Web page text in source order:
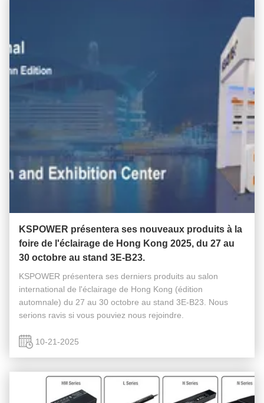
KSPOWER présentera ses nouveaux produits à la
foire de l'éclairage de Hong Kong 2025, du 27 au
30 octobre au stand 3E-B23.
KSPOWER présentera ses derniers produits au salon
international de l'éclairage de Hong Kong (édition
automnale) du 27 au 30 octobre au stand 3E-B23. Nous
serions ravis si vous pouviez nous rejoindre.
10-21-2025